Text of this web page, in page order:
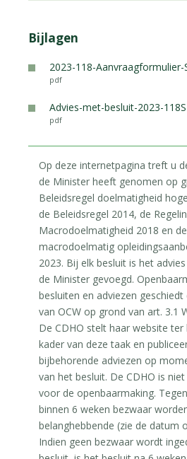
Bijlagen
2023-118-Aanvraagformulier-
pdf
Advies-met-besluit-2023-
pdf
Op deze internetpagina treft u
de Minister heeft genomen op
Beleidsregel doelmatigheid
de Beleidsregel 2014, de
Macrodoelmatigheid 2018 en
macrodoelmatig
2023. Bij elk besluit is het
de Minister gevoegd.
besluiten en adviezen
van OCW op grond van art. 3.1
De CDHO stelt haar website ter
kader van deze taak en
bijbehorende adviezen op
van het besluit. De CDHO is
voor de openbaarmaking.
binnen 6 weken bezwaar
belanghebbende (zie de datum
Indien geen bezwaar wordt